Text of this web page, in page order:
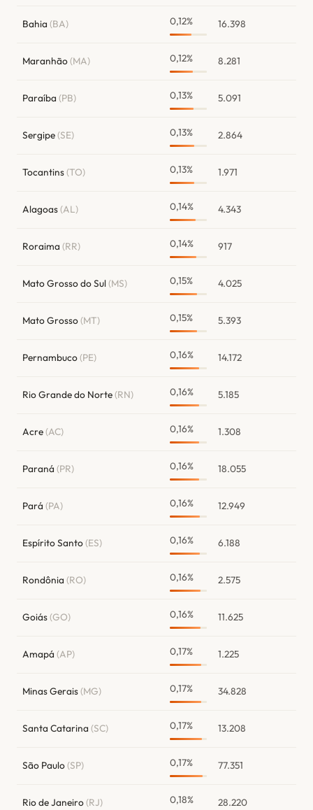
Bahia (BA) 0,12% 16.398
Maranhão(MA) 0,12% 8.281
Paraíba (PB) 0,13% 5.091
Sergipe(SE) 0,13% 2.864
Tocantins(TO) 0,13% 1.971
Alagoas(AL) 0,14% 4.343
Roraima (RR) 0,14% 917
Mato Grosso do Sul(MS) 0,15% 4.025
Mato Grosso(MT) 0,15% 5.393
Pernambuco(PE) 0,16% 14.172
Rio Grande do Norte(RN) 0,16% 5.185
Acre(AC) 0,16% 1.308
Paraná (PR) 0,16% 18.055
Pará (PA) 0,16% 12.949
Espírito Santo(ES) 0,16% 6.188
Rondônia (RO) 0,16% 2.575
Goiás(GO) 0,16% 11.625
Amapá (AP) 0,17% 1.225
Minas Gerais(MG) 0,17% 34.828
Santa Catarina (SC) 0,17% 13.208
São Paulo(SP) 0,17% 77.351
Rio de Janeiro(RJ) 0,18% 28.220